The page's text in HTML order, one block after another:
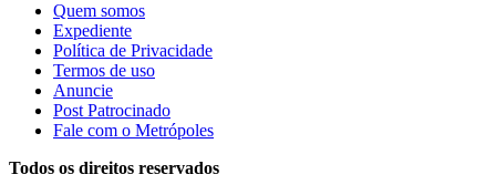
Quem somos
Expediente
Política de Privacidade
Termos de uso
Anuncie
Post Patrocinado
Fale com o Metrópoles
Todos os direitos reservados